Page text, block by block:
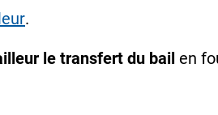
.
le transfert du bail en